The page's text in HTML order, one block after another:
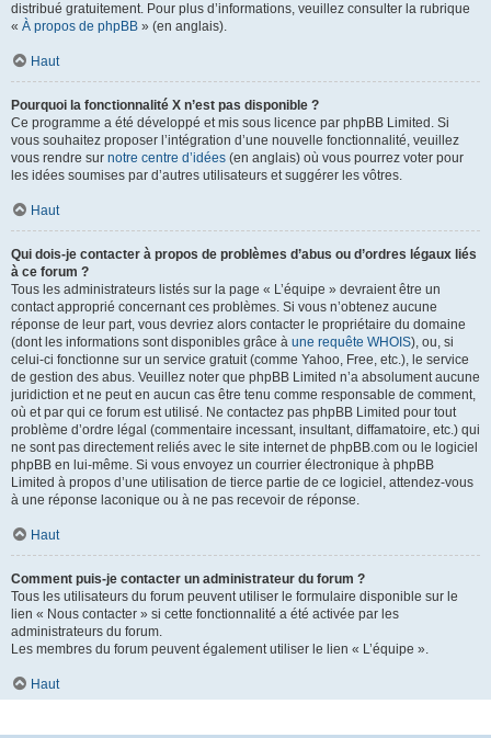
distribué gratuitement. Pour plus d’informations, veuillez consulter la rubrique
« À propos de phpBB » (en anglais).
Haut
Pourquoi la fonctionnalité X n’est pas disponible ?
Ce programme a été développé et mis sous licence par phpBB Limited. Si
vous souhaitez proposer l’intégration d’une nouvelle fonctionnalité, veuillez
vous rendre sur notre centre d’idées (en anglais) où vous pourrez voter pour
les idées soumises par d’autres utilisateurs et suggérer les vôtres.
Haut
Qui dois-je contacter à propos de problèmes d’abus ou d’ordres légaux liés
à ce forum ?
Tous les administrateurs listés sur la page « L’équipe » devraient être un
contact approprié concernant ces problèmes. Si vous n’obtenez aucune
réponse de leur part, vous devriez alors contacter le propriétaire du domaine
(dont les informations sont disponibles grâce à une requête WHOIS), ou, si
celui-ci fonctionne sur un service gratuit (comme Yahoo, Free, etc.), le service
de gestion des abus. Veuillez noter que phpBB Limited n’a absolument aucune
juridiction et ne peut en aucun cas être tenu comme responsable de comment,
où et par qui ce forum est utilisé. Ne contactez pas phpBB Limited pour tout
problème d’ordre légal (commentaire incessant, insultant, diffamatoire, etc.) qui
ne sont pas directement reliés avec le site internet de phpBB.com ou le logiciel
phpBB en lui-même. Si vous envoyez un courrier électronique à phpBB
Limited à propos d’une utilisation de tierce partie de ce logiciel, attendez-vous
à une réponse laconique ou à ne pas recevoir de réponse.
Haut
Comment puis-je contacter un administrateur du forum ?
Tous les utilisateurs du forum peuvent utiliser le formulaire disponible sur le
lien « Nous contacter » si cette fonctionnalité a été activée par les
administrateurs du forum.
Les membres du forum peuvent également utiliser le lien « L’équipe ».
Haut